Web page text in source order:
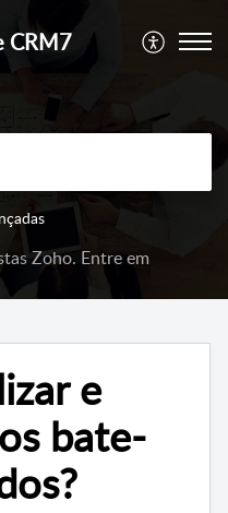
CRM7
Zoho. Entre em
e
bate-